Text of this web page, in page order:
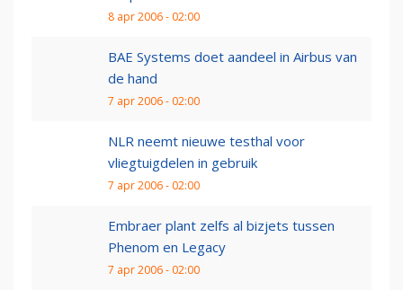
8 apr 2006 - 02:00
BAE Systems doet aandeel in Airbus van
de hand
7 apr 2006 - 02:00
NLR neemt nieuwe testhal voor
vliegtuigdelen in gebruik
7 apr 2006 - 02:00
Embraer plant zelfs al bizjets tussen
Phenom en Legacy
7 apr 2006 - 02:00